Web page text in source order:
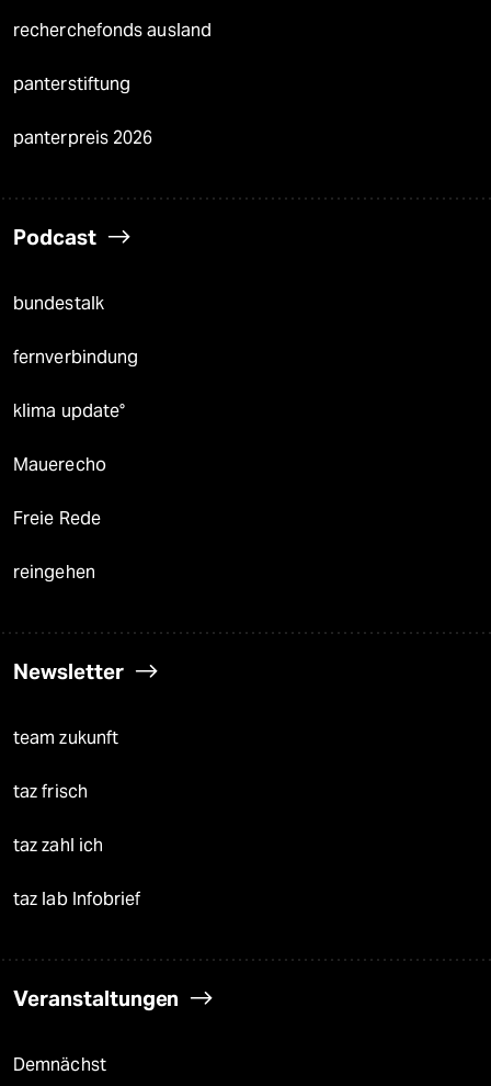
recherchefonds ausland
panterstiftung
panterpreis 2026
Podcast
bundestalk
fernverbindung
klima update°
Mauerecho
Freie Rede
reingehen
Newsletter
team zukunft
taz frisch
taz zahl ich
taz lab Infobrief
Veranstaltungen
Demnächst